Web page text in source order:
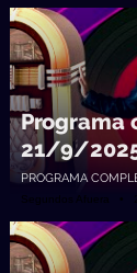
Programa
21/9/
PROGRAMA
Segundos Afuera •